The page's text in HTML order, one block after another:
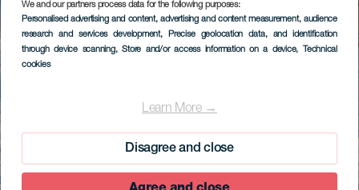
We and our partners process data for the following purposes:
Personalised advertising and content, advertising and content measurement, audience
research and services development, Precise geolocation data, and identification
through device scanning, Store and/or access information on a device, Technical
cookies
Learn More →
Disagree and close